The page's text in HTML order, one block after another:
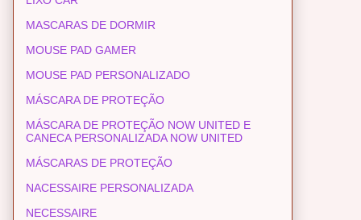
MASCARAS DE DORMIR
MOUSE PAD GAMER
MOUSE PAD PERSONALIZADO
MÁSCARA DE PROTEÇÃO
MÁSCARA DE PROTEÇÃO NOW UNITED E
CANECA PERSONALIZADA NOW UNITED
MÁSCARAS DE PROTEÇÃO
NACESSAIRE PERSONALIZADA
NECESSAIRE